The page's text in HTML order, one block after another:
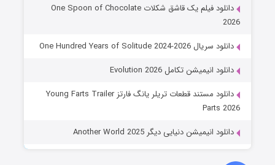
دانلود فیلم یک قاشق شکلات One Spoon of Chocolate
2026
دانلود سریال One Hundred Years of Solitude 2024-2026
دانلود انیمیشن تکامل Evolution 2026
دانلود مستند قطعات تریلر یانگ فارتز Young Farts Trailer
Parts 2026
دانلود انیمیشن دنیایی دیگر Another World 2025